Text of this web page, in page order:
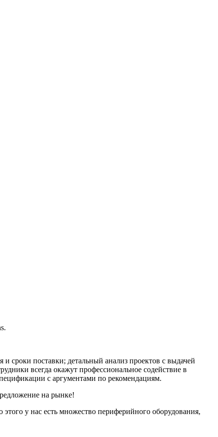
поставки; детальный анализ проектов с выдачей
всегда окажут профессиональное содействие в
с аргументами по рекомендациям.
на рынке!
у нас есть множество периферийного оборудования,